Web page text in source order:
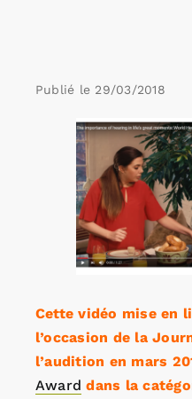
Publié le 29/03/2018
l'image
agrandie
Cette vidéo mise en
l’occasion de la
l’audition en mars
Award dans la